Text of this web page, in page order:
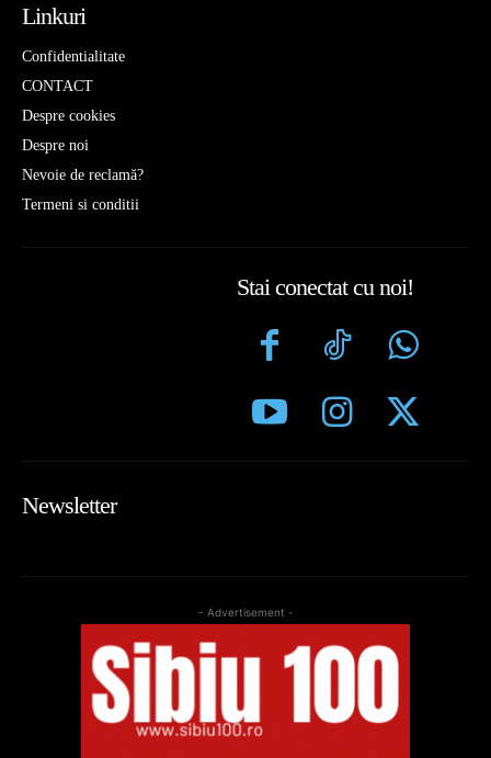
Linkuri
Confidentialitate
CONTACT
Despre cookies
Despre noi
Nevoie de reclamă?
Termeni si conditii
Stai conectat cu noi!
Newsletter
- Advertisement -